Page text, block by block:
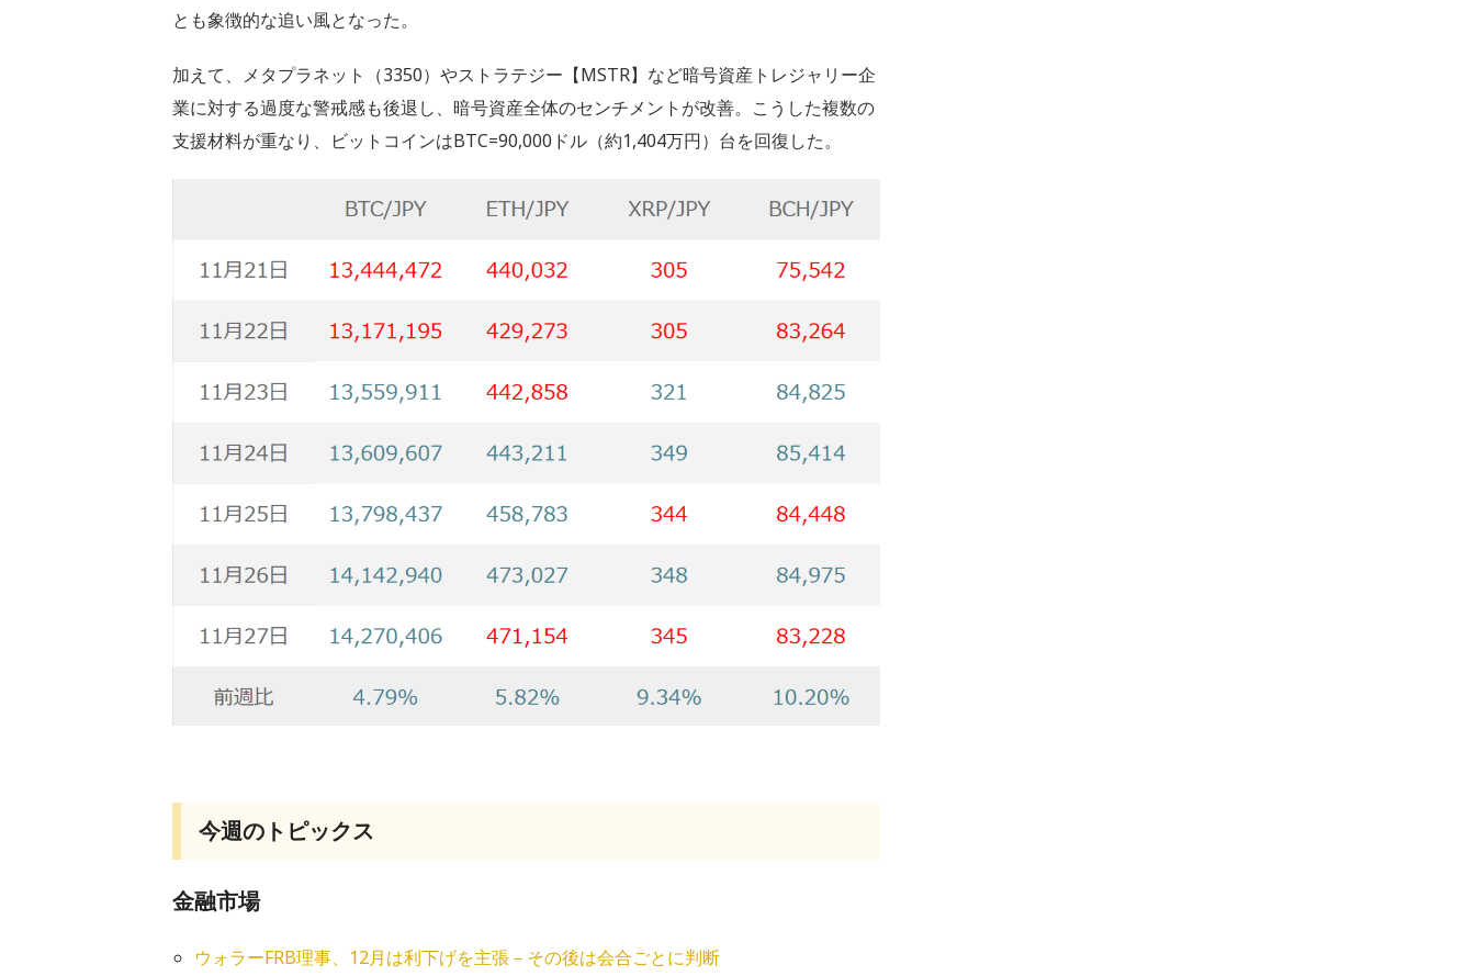
とも象徴的な追い風となった。
加えて、メタプラネット（3350）やストラテジー【MSTR】など暗号資産トレジャリー企
業に対する過度な警戒感も後退し、暗号資産全体のセンチメントが改善。こうした複数の
支援材料が重なり、ビットコインはBTC=90,000ドル（約1,404万円）台を回復した。
今週のトピックス
金融市場
ウォラーFRB理事、12月は利下げを主張－その後は会合ごとに判断